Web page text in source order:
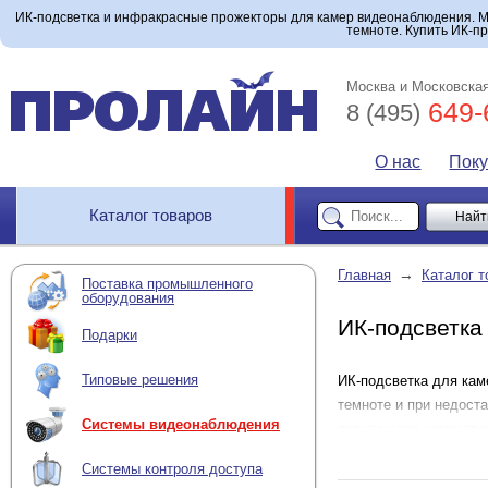
ИК-подсветка и инфракрасные прожекторы для камер
темноте. Купить ИК-
Москва и
8 (495)
О нас
Каталог товаров
Поставка промышленного
оборудования
Подарки
Типовые решения
Системы видеонаблюдения
Системы контроля доступа
Главная → Каталог
ИК-
ИК-подсветка для
темноте и при
ИК-прожекторы и